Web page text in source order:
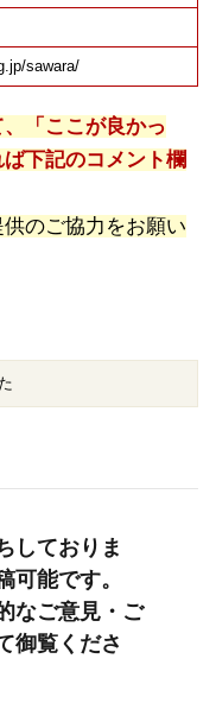
sawara/
、「ここが良かっ
下記のコメント欄
のご協力をお願い
しておりま
能です。
なご意見・ご
御覧くださ